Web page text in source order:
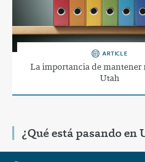
ARTICLE
La importancia de mantener
Utah
¿Qué está pasando en